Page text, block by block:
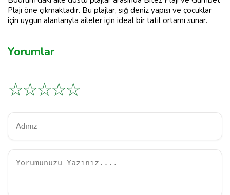
Plajı öne çıkmaktadır. Bu plajlar, sığ deniz yapısı ve çocuklar
için uygun alanlarıyla aileler için ideal bir tatil ortamı sunar.
Yorumlar
☆
☆
☆
☆
☆